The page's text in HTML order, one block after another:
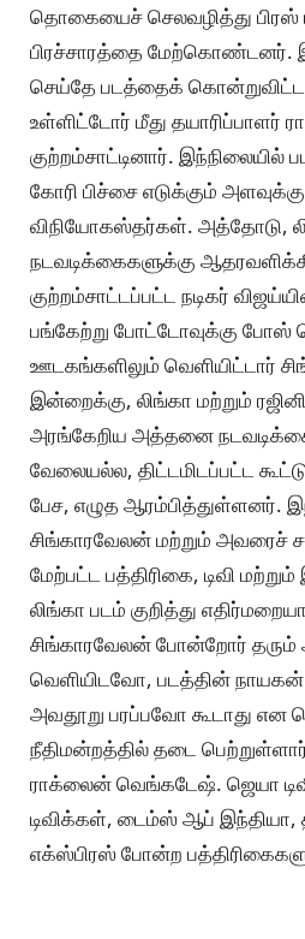
தொகையைச் செலவழித்து
பிரச்சாரத்தை மேற்கொண்டனர்.
செய்தே படத்தைக்
உள்ளிட்டோர் மீது
குற்றம்சாட்டினார். இந்நிலையில்
கோரி பிச்சை எடுக்கும்
விநியோகஸ்தர்கள். அத்தோடு,
நடவடிக்கைகளுக்கு
குற்றம்சாட்டப்பட்ட நடிகர்
பங்கேற்று போட்டோவுக்கு போஸ்
ஊடகங்களிலும் வெளியிட்டார்
இன்றைக்கு, லிங்கா மற்றும்
அரங்கேறிய அத்தனை
வேலையல்ல, திட்டமிடப்பட்ட
பேச, எழுத ஆரம்பித்துள்ளனர்.
சிங்காரவேலன் மற்றும் அவரைச்
மேற்பட்ட பத்திரிகை, டிவி
லிங்கா படம் குறித்து
சிங்காரவேலன் போன்றோர்
வெளியிடவோ, படத்தின் நாயகன்
அவதூறு பரப்பவோ கூடாது என
நீதிமன்றத்தில் தடை
ராக்லைன் வெங்கடேஷ். ஜெயா
டிவிக்கள், டைம்ஸ் ஆப் இந்தியா,
எக்ஸ்பிரஸ் போன்ற